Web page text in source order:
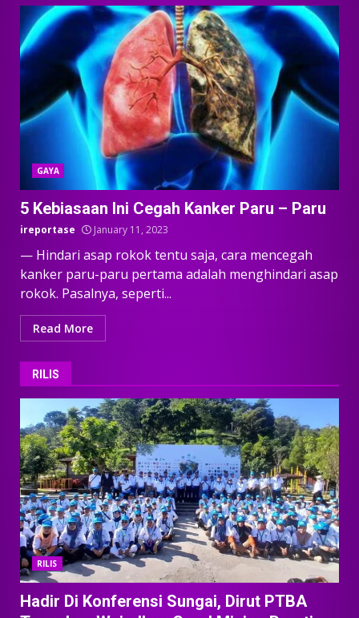
GAYA
5 Kebiasaan Ini Cegah Kanker Paru – Paru
ireportase January 11, 2023
— Hindari asap rokok tentu saja, cara mencegah
kanker paru-paru pertama adalah menghindari asap
rokok. Pasalnya, seperti...
Read More
RILIS
RILIS
Hadir Di Konferensi Sungai, Dirut PTBA